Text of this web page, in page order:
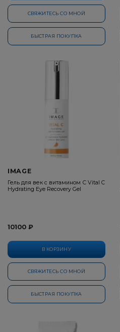
СВЯЖИТЕСЬ СО МНОЙ
БЫСТРАЯ ПОКУПКА
В КОРЗИНУ
СВЯЖИТЕСЬ СО МНОЙ
БЫСТРАЯ ПОКУПКА
IMAGE
Гель для век с витамином С Vital C
Hydrating Eye Recovery Gel
10100 ₽